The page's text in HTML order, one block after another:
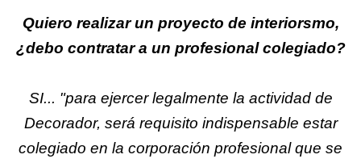
Quiero realizar un proyecto de interiorsmo,
¿debo contratar a un profesional colegiado?
SI... "para ejercer legalmente la actividad de
Decorador, será requisito indispensable estar
colegiado en la corporación profesional que se